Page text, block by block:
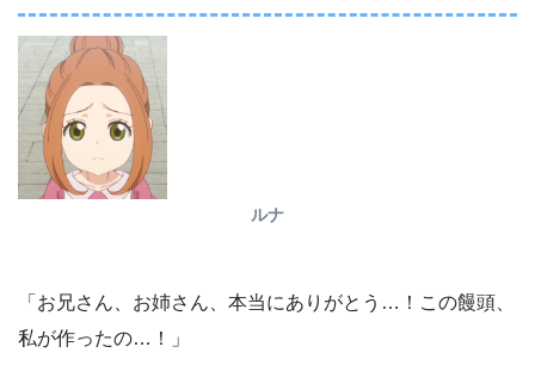
ルナ
「お兄さん、お姉さん、本当にありがとう…！この饅頭、
私が作ったの…！」